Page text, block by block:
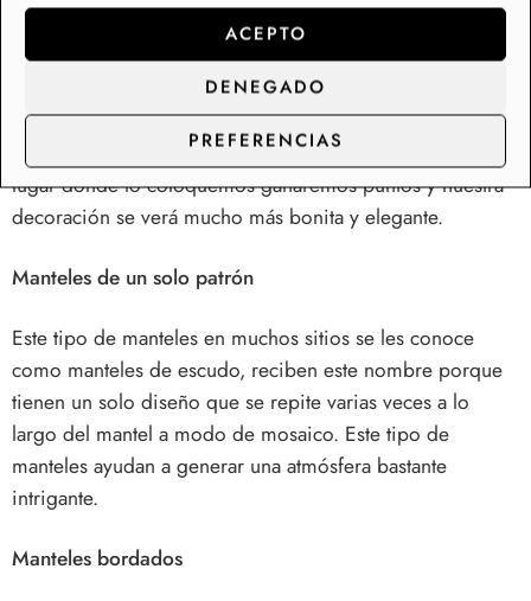
ACEPTO
DENEGADO
PREFERENCIAS
Este tipo de manteles ayudan a que las decoraciones se
vean más profundas. Le dan a la decoración un estilo más
elegante sin tener que esforzarnos demasiado en ello.
Si conseguimos que el mantel combine con la sala o
lugar donde lo coloquemos ganaremos puntos y nuestra
decoración se verá mucho más bonita y elegante.
Manteles de un solo patrón
Este tipo de manteles en muchos sitios se les conoce
como manteles de escudo, reciben este nombre porque
tienen un solo diseño que se repite varias veces a lo
largo del mantel a modo de mosaico. Este tipo de
manteles ayudan a generar una atmósfera bastante
intrigante.
Manteles bordados